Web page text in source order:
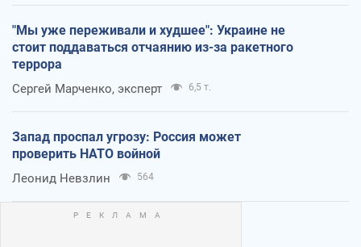
"Мы уже переживали и худшее": Украине не
стоит поддаваться отчаянию из-за ракетного
террора
Сергей Марченко, эксперт 6,5 т.
Запад проспал угрозу: Россия может
проверить НАТО войной
Леонид Невзлин 564